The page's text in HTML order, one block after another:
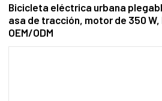
Bicicleta eléctrica urbana
asa de tracción, motor de 350
OEM/ODM